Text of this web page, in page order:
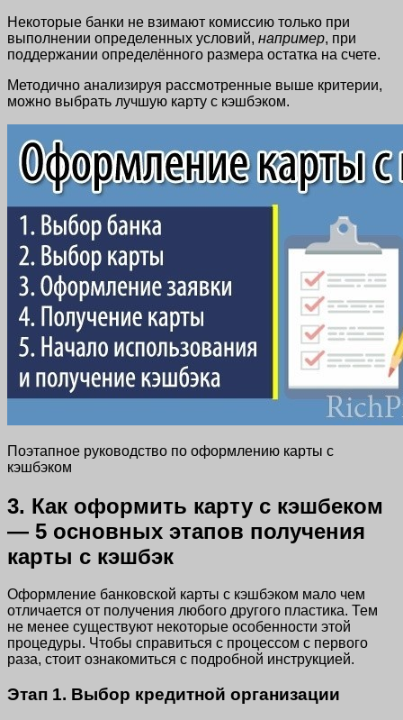
Некоторые банки не взимают комиссию только при
выполнении определенных условий, например, при
поддержании определённого размера остатка на счете.
Методично анализируя рассмотренные выше критерии,
можно выбрать лучшую карту с кэшбэком.
Поэтапное руководство по оформлению карты с
кэшбэком
3. Как оформить карту с кэшбеком
— 5 основных этапов получения
карты с кэшбэк
Оформление банковской карты с кэшбэком мало чем
отличается от получения любого другого пластика. Тем
не менее существуют некоторые особенности этой
процедуры. Чтобы справиться с процессом с первого
раза, стоит ознакомиться с подробной инструкцией.
Этап 1. Выбор кредитной организации